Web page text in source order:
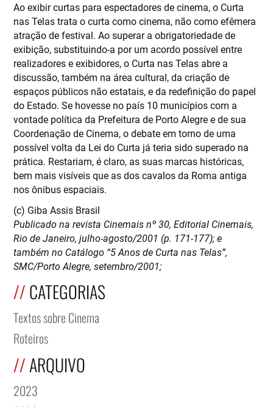
Ao exibir curtas para espectadores de cinema, o Curta
nas Telas trata o curta como cinema, não como efêmera
atração de festival. Ao superar a obrigatoriedade de
exibição, substituindo-a por um acordo possível entre
realizadores e exibidores, o Curta nas Telas abre a
discussão, também na área cultural, da criação de
espaços públicos não estatais, e da redefinição do papel
do Estado. Se hovesse no país 10 municípios com a
vontade política da Prefeitura de Porto Alegre e de sua
Coordenação de Cinema, o debate em torno de uma
possível volta da Lei do Curta já teria sido superado na
prática. Restariam, é claro, as suas marcas históricas,
bem mais visíveis que as dos cavalos da Roma antiga
nos ônibus espaciais.
(c) Giba Assis Brasil
Publicado na revista Cinemais nº 30, Editorial Cinemais,
Rio de Janeiro, julho-agosto/2001 (p. 171-177); e
também no Catálogo “5 Anos de Curta nas Telas”,
SMC/Porto Alegre, setembro/2001;
CATEGORIAS
Textos sobre Cinema
Roteiros
ARQUIVO
2023